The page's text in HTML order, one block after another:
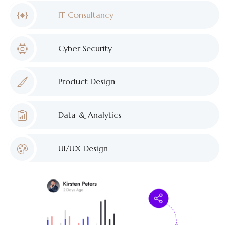
IT Consultancy
Cyber Security
Product Design
Data & Analytics
UI/UX Design